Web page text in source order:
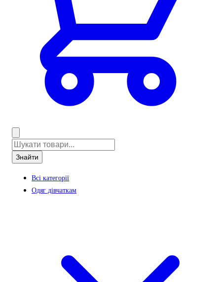
Знайти
Всі категорії
Одяг дівчаткам